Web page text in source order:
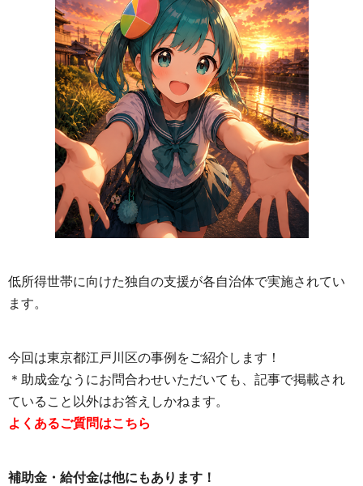
低所得世帯に向けた独自の支援が各自治体で実施されてい
ます。
今回は東京都江戸川区の事例をご紹介します！
＊助成金なうにお問合わせいただいても、記事で掲載され
ていること以外はお答えしかねます。
よくあるご質問はこちら
補助金・給付金は他にもあります！